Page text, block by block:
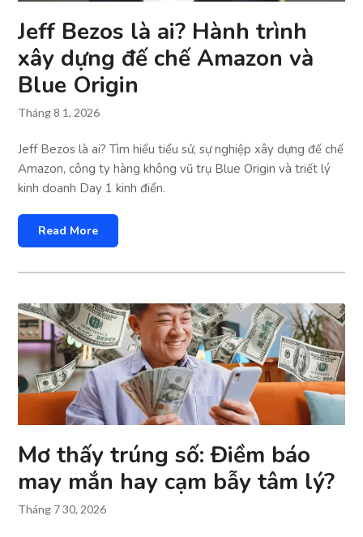
Jeff Bezos là ai? Hành trình
xây dựng đế chế Amazon và
Blue Origin
Tháng 8 1, 2026
Jeff Bezos là ai? Tìm hiểu tiểu sử, sự nghiệp xây dựng đế chế
Amazon, công ty hàng không vũ trụ Blue Origin và triết lý
kinh doanh Day 1 kinh điển.
Read More
Mơ thấy trúng số: Điềm báo
may mắn hay cạm bẫy tâm lý?
Tháng 7 30, 2026